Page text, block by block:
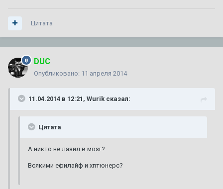
Цитата
DUC
Опубликовано: 11 апреля 2014
11.04.2014 в 12:21, Wurik сказал:
Цитата
А никто не лазил в мозг?
Всякими ефилайф и хптюнерс?